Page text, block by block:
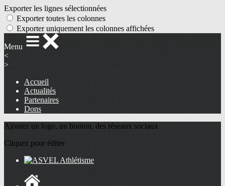
Exporter les lignes sélectionnées
Exporter toutes les colonnes
Exporter uniquement les colonnes affichées
Menu
<
>
Accueil
Actualités
Partenaires
Dons
Ajoutez un logo, un bouton, des réseaux sociaux
Cliquez pour éditer